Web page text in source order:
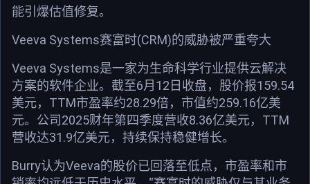
能引爆估值修复。
Veeva Systems赛富时(CRM)的威胁被严重夸大
Veeva Systems是一家为生命科学行业提供云解决
方案的软件企业。截至6月12日收盘，股价报159.54
美元，TTM市盈率约28.29倍，市值约259.16亿美
元。公司2025财年第四季度营收8.36亿美元，TTM
营收达31.9亿美元，持续保持稳健增长。
Burry认为Veeva的股价已回落至低点，市盈率和市